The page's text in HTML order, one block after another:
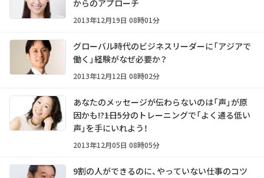
からのアプローチ
2013年12月19日 08時01分
グローバル時代のビジネスリーダーに「アジアで
働く」経験がなぜ必要か？
2013年12月12日 08時02分
あなたのメッセージが伝わらないのは「声」が原
因かも!?――1日5分のトレーニングで「よく通る低い
声」を手にいれよう！
2013年12月05日 08時05分
9割の人ができるのに、やっていない仕事のコツ